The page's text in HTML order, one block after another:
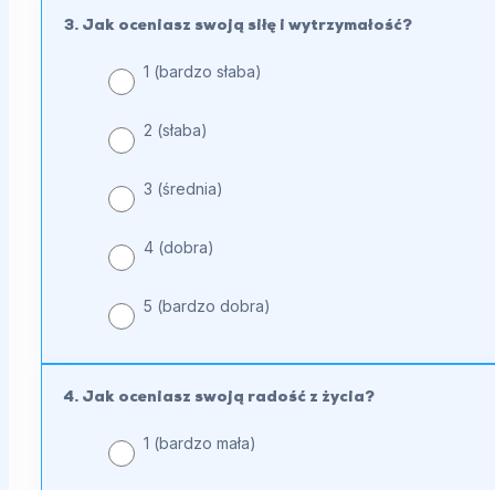
3. Jak oceniasz swoją siłę i wytrzymałość?
1 (bardzo słaba)
2 (słaba)
3 (średnia)
4 (dobra)
5 (bardzo dobra)
4. Jak oceniasz swoją radość z życia?
1 (bardzo mała)